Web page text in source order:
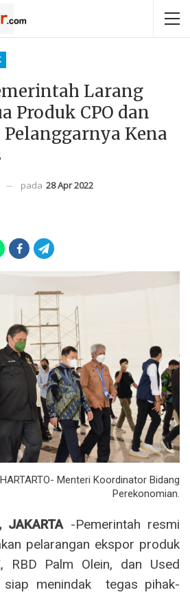
Larang
Produk CPO dan
Kena
pada 28 Apr 2022
Menteri Koordinator Bidang
Perekonomian.
JAKARTA-Pemerintah resmi
pelarangan ekspor produk
RBD Palm Olein, dan Used
siap menindak tegas pihak-